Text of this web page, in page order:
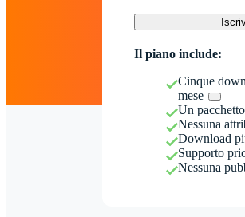
Il piano include:
Cinque
mese
Un
Nessuna
Download
Supporto
Nessuna